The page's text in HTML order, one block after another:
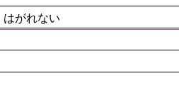
がれない